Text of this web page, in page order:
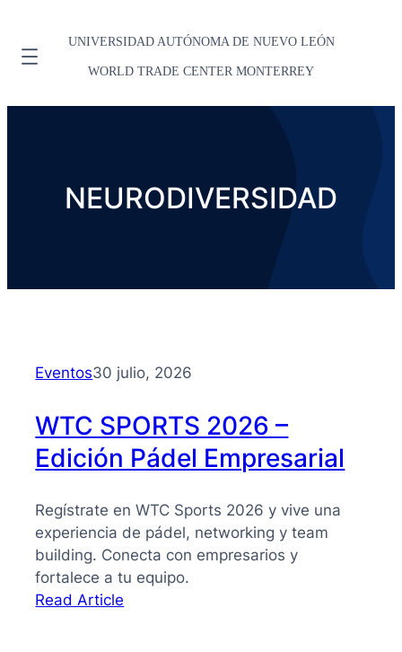
UNIVERSIDAD AUTÓNOMA DE NUEVO LEÓN
WORLD TRADE CENTER MONTERREY
NEURODIVERSIDAD
Eventos30 julio, 2026
WTC SPORTS 2026 –
Edición Pádel Empresarial
Regístrate en WTC Sports 2026 y vive una
experiencia de pádel, networking y team
building. Conecta con empresarios y
fortalece a tu equipo.
Read Article